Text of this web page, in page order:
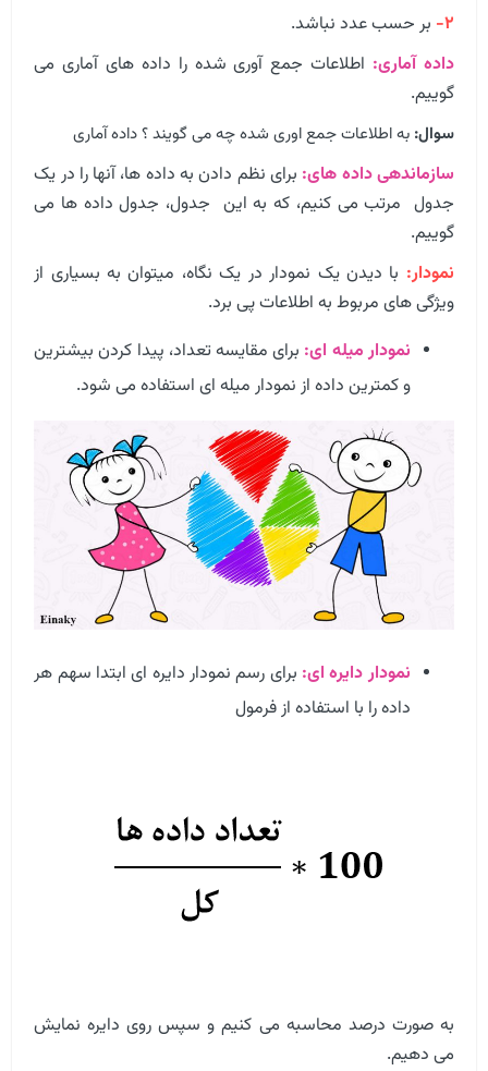
۲- بر حسب عدد نباشد.
داده آماری: اطلاعات جمع آوری شده را داده های آماری می
گوییم.
سوال: به اطلاعات جمع اوری شده چه می گویند ؟ داده آماری
سازماندهی داده های: برای نظم دادن به داده ها، آنها را در یک
جدول مرتب می کنیم، که به این جدول، جدول داده ها می
گوییم.
نمودار: با دیدن یک نمودار در یک نگاه، میتوان به بسیاری از
ویژگی های مربوط به اطلاعات پی برد.
نمودار میله ای: برای مقایسه تعداد، پیدا کردن بیشترین
و کمترین داده از نمودار میله ای استفاده می شود.
نمودار دایره ای: برای رسم نمودار دایره ای ابتدا سهم هر
داده را با استفاده از فرمول
به صورت درصد محاسبه می کنیم و سپس روی دایره نمایش
می دهیم.